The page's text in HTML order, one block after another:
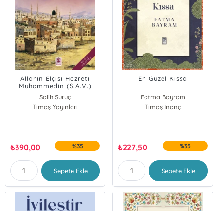
Allahın Elçisi Hazreti
Muhammedin (S.A.V.)
Hayatı
Salih Suruç
Timaş Yayınları
₺390,00 %35
Sepete Ekle
En Güzel Kıssa
Fatma Bayram
Timaş İnanç
₺227,50 %35
Sepete Ekle